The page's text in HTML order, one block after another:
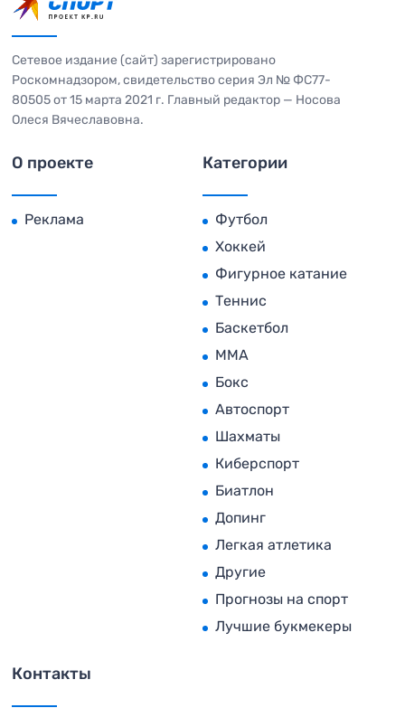
Сетевое издание (сайт) зарегистрировано
Роскомнадзором, свидетельство серия Эл № ФС77-
80505 от 15 марта 2021 г. Главный редактор — Носова
Олеся Вячеславовна.
О проекте
Реклама
Категории
Футбол
Хоккей
Фигурное катание
Теннис
Баскетбол
MMA
Бокс
Автоспорт
Шахматы
Киберспорт
Биатлон
Допинг
Легкая атлетика
Другие
Прогнозы на спорт
Лучшие букмекеры
Контакты